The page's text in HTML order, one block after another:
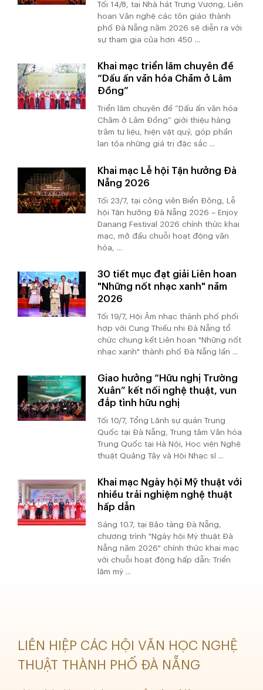
Tối 14/8, tại Nhà hát Trưng Vương, Liên
hoan Văn nghệ các tôn giáo thành
phố Đà Nẵng năm 2026 sẽ diễn ra với
sự tham gia của hơn 450 ...
Khai mạc triển lãm chuyên đề
“Dấu ấn văn hóa Chăm ở Lâm
Đồng”
Triển lãm chuyên đề “Dấu ấn văn hóa
Chăm ở Lâm Đồng” giới thiệu hàng
trăm tư liệu, hiện vật quý, góp phần
lan tỏa những giá trị đặc sắc ...
Khai mạc Lễ hội Tận hưởng Đà
Nẵng 2026
Tối 23/7, tại công viên Biển Đông, Lễ
hội Tận hưởng Đà Nẵng 2026 – Enjoy
Danang Festival 2026 chính thức khai
mạc, mở đầu chuỗi hoạt động văn
hóa, ...
30 tiết mục đạt giải Liên hoan
"Những nốt nhạc xanh" năm
2026
Tối 19/7, Hội Âm nhạc thành phố phối
hợp với Cung Thiếu nhi Đà Nẵng tổ
chức chung kết Liên hoan "Những nốt
nhạc xanh" thành phố Đà Nẵng lần ...
Giao hưởng “Hữu nghị Trường
Xuân” kết nối nghệ thuật, vun
đắp tình hữu nghị
Tối 10/7, Tổng Lãnh sự quán Trung
Quốc tại Đà Nẵng, Trung tâm Văn hóa
Trung Quốc tại Hà Nội, Học viện Nghệ
thuật Quảng Tây và Hội Nhạc sĩ ...
Khai mạc Ngày hội Mỹ thuật với
nhiều trải nghiệm nghệ thuật
hấp dẫn
Sáng 10.7, tại Bảo tàng Đà Nẵng,
chương trình "Ngày hội Mỹ thuật Đà
Nẵng năm 2026" chính thức khai mạc
với chuỗi hoạt động hấp dẫn: Triển
lãm mỹ ...
LIÊN HIỆP CÁC HỘI VĂN HỌC NGHỆ
THUẬT THÀNH PHỐ ĐÀ NẴNG